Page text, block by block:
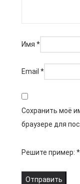
Имя *
Email *
Сохранить моё
браузере для
Решите пример: *